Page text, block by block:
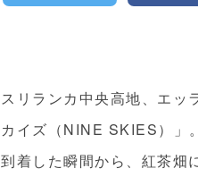
スリランカ中央高地、エッ
カイズ（NINE SKIES）
」。
到着した瞬間から、紅茶畑